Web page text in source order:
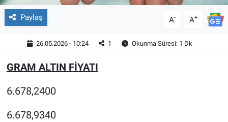
Paylaş A- A+
26.05.2026 - 10:24 1 Okunma Süresi: 1 Dk
GRAM ALTIN FİYATI
6.678,2400
6.678,9340